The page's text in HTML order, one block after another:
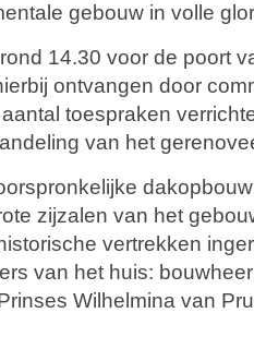
gebouw in volle
14.30 voor de poort
ontvangen door
toespraken
van het
zijzalen van het
vertrekken
van het huis:
Wilhelmina van